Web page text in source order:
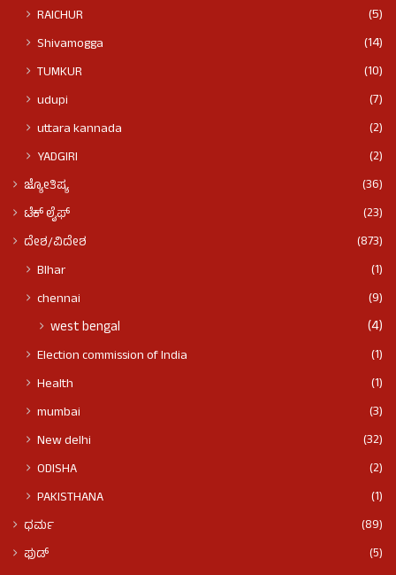
RAICHUR
(5)
Shivamogga
(14)
TUMKUR
(10)
udupi
(7)
uttara kannada
(2)
YADGIRI
(2)
ಜ್ಯೋತಿಷ್ಯ
(36)
ಟೆಕ್ ಲೈಫ್
(23)
ದೇಶ/ವಿದೇಶ
(873)
BIhar
(1)
chennai
(9)
west bengal (4)
Election commission of India
(1)
Health
(1)
mumbai
(3)
New delhi
(32)
ODISHA
(2)
PAKISTHANA
(1)
ಧರ್ಮ
(89)
ಫುಡ್​​
(5)